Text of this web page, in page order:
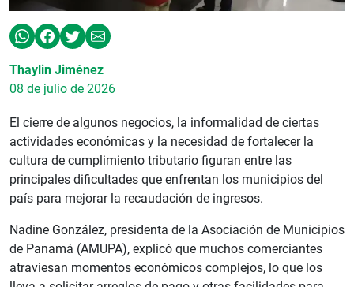
Thaylin Jiménez
08 de julio de 2026
El cierre de algunos negocios, la informalidad de ciertas
actividades económicas y la necesidad de fortalecer la
cultura de cumplimiento tributario figuran entre las
principales dificultades que enfrentan los municipios del
país para mejorar la recaudación de ingresos.
Nadine González, presidenta de la Asociación de Municipios
de Panamá (AMUPA), explicó que muchos comerciantes
atraviesan momentos económicos complejos, lo que los